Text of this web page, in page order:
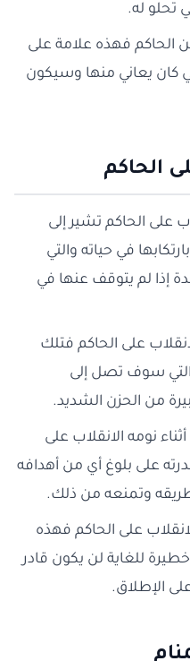
تحلو له.
الحاكم فهذه علامة على
كان يعاني منها وسيكون
الحاكم
على الحاكم تشير إلى
في حياته والتي
لم يتوقف عنها في
على الحاكم فتلك
التي سوف تصل إلى
من الحزن الشديد.
نومه الانقلاب على
على بلوغ أي من أهدافه
وتمنعه من ذلك.
على الحاكم فهذه
للغاية لن يكون قادر
الإطلاق.